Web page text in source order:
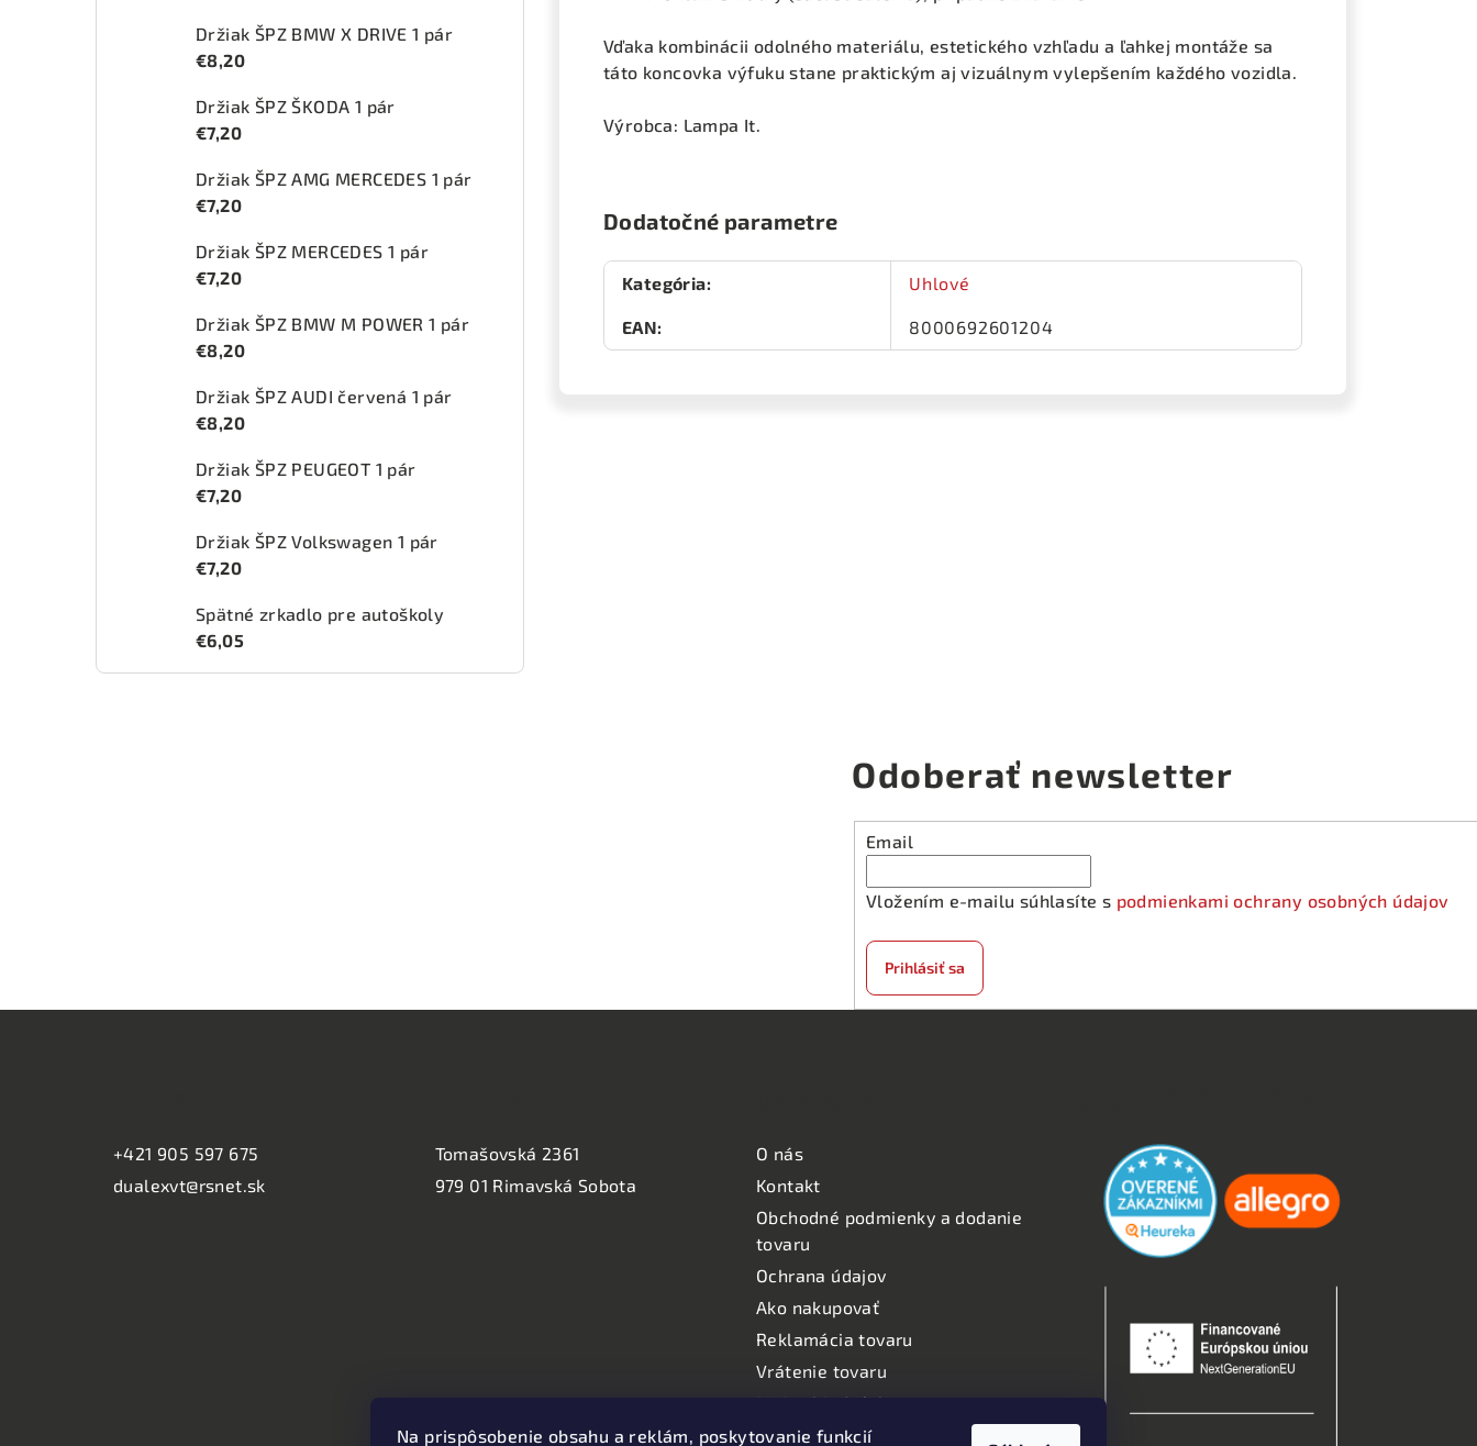
Na prispôsobenie obsahu a reklám, poskytovanie funkcií
Držiak ŠPZ BMW X DRIVE 1 pár
€8,20
Držiak ŠPZ ŠKODA 1 pár
€7,20
Držiak ŠPZ AMG MERCEDES 1 pár
€7,20
Držiak ŠPZ MERCEDES 1 pár
€7,20
Držiak ŠPZ BMW M POWER 1 pár
€8,20
Držiak ŠPZ AUDI červená 1 pár
€8,20
Držiak ŠPZ PEUGEOT 1 pár
€7,20
Držiak ŠPZ Volkswagen 1 pár
€7,20
Spätné zrkadlo pre autoškoly
€6,05
Vďaka kombinácii odolného materiálu, estetického vzhľadu a ľahkej montáže sa
táto koncovka výfuku stane praktickým aj vizuálnym vylepšením každého vozidla.
Výrobca: Lampa It.
Dodatočné parametre
Kategória: Uhlové
EAN: 8000692601204
Odoberať newsletter
Email
Vložením e-mailu súhlasíte s podmienkami ochrany osobných údajov
Prihlásiť sa
+421 905 597 675
dualexvt@rsnet.sk
Tomašovská 2361
979 01 Rimavská Sobota
O nás
Kontakt
Obchodné podmienky a dodanie
tovaru
Ochrana údajov
Ako nakupovať
Reklamácia tovaru
Vrátenie tovaru
Moje objednávky
Informácie o používaní cookies